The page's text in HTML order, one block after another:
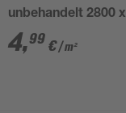
unbehandelt 2800 x
2070 x 3 mm
4,99 €/ m²